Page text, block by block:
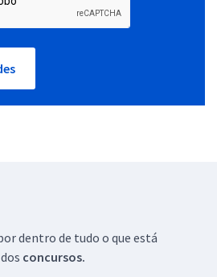
dentro de tudo o que está
concursos.